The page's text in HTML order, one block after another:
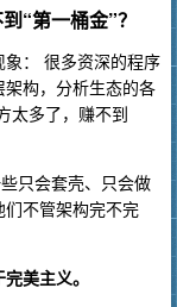
“第一桶金”？
： 很多资深的程序
构，分析生态的各
太多了，赚不到
只会套壳、只会做
不管架构完不完
美主义。